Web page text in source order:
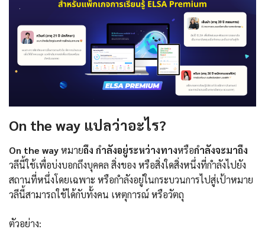
On the way แปลว่าอะไร?
On the wayหมายถึง กำลังอยู่ระหว่างทางหรือกำลังจะมาถึง
วลีนี้ใช้เพื่อบ่งบอกถึงบุคคล สิ่งของ หรือสิ่งใดสิ่งหนึ่งที่กำลังไปยัง
สถานที่หนึ่งโดยเฉพาะ หรือกำลังอยู่ในกระบวนการไปสู่เป้าหมาย
วลีนี้สามารถใช้ได้กับทั้งคน เหตุการณ์ หรือวัตถุ
ตัวอย่าง: